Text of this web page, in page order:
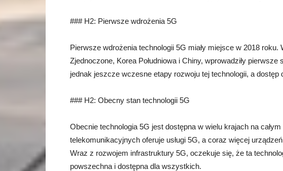
### H2: Pierwsze wdrożenia 5G
Pierwsze wdrożenia technologii 5G miały miejsce w 2018
Zjednoczone, Korea Południowa i Chiny, wprowadziły
jednak jeszcze wczesne etapy rozwoju tej technologii, a dostęp
### H2: Obecny stan technologii 5G
Obecnie technologia 5G jest dostępna w wielu krajach na
telekomunikacyjnych oferuje usługi 5G, a coraz więcej
Wraz z rozwojem infrastruktury 5G, oczekuje się, że ta
powszechna i dostępna dla wszystkich.